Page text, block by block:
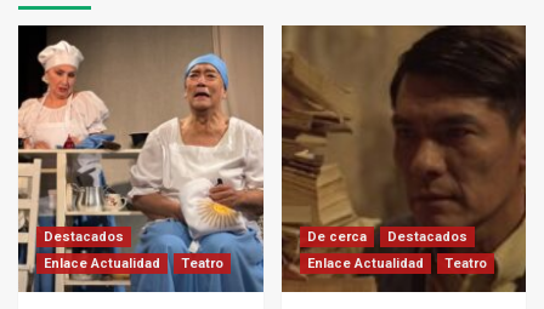
Destacados
Enlace Actualidad
Teatro
De cerca
Destacados
Enlace Actualidad
Teatro